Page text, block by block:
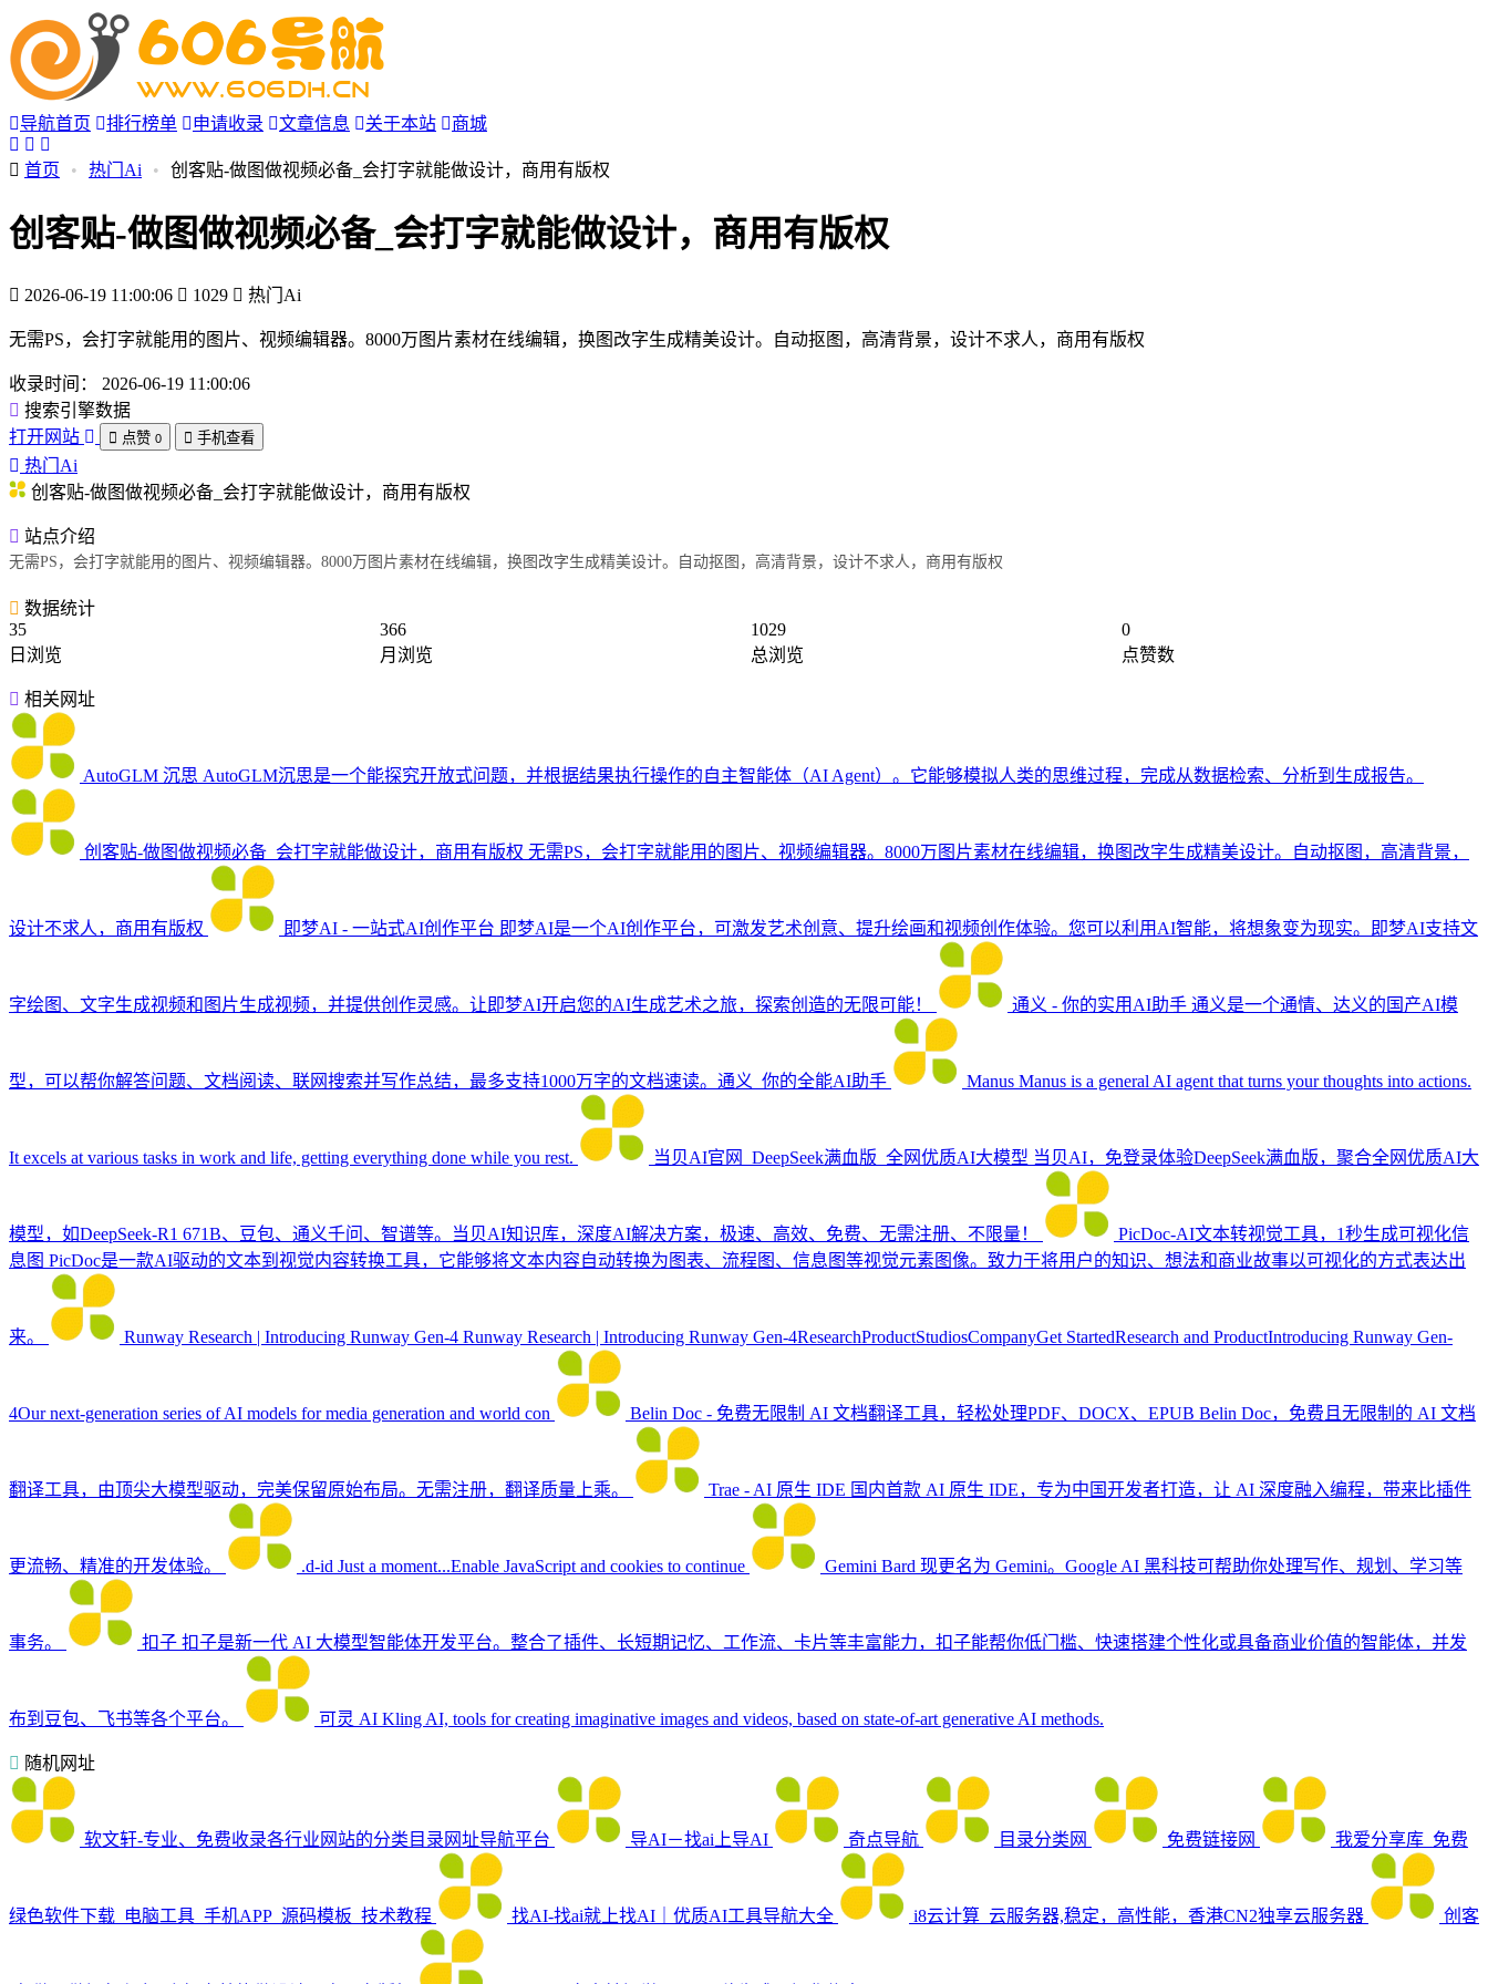
导航首页 排行榜单 申请收录 文章信息 关于本站 商城
首页 • 热门Ai • 创客贴-做图做视频必备_会打字就能做设计，商用有版权
创客贴-做图做视频必备_会打字就能做设计，商用有版权
2026-06-19 11:00:06 1029 热门Ai
无需PS，会打字就能用的图片、视频编辑器。8000万图片素材在线编辑，换图改字生成精美设计。自动抠图，高清背景，设计不求人，商用有版权
收录时间：
2026-06-19 11:00:06
搜索引擎数据
打开网站
点赞 0 手机查看
热门Ai
创客贴-做图做视频必备_会打字就能做设计，商用有版权
站点介绍
无需PS，会打字就能用的图片、视频编辑器。8000万图片素材在线编辑，换图改字生成精美设计。自动抠图，高清背景，设计不求人，商用有版权
数据统计
35
日浏览
366
月浏览
1029
总浏览
0
点赞数
相关网址
AutoGLM 沉思 AutoGLM沉思是一个能探究开放式问题，并根据结果执行操作的自主智能体（AI Agent）。它能够模拟人类的思维过程，完成从数据检索、分析到生成报告。
创客贴-做图做视频必备_会打字就能做设计，商用有版权 无需PS，会打字就能用的图片、视频编辑器。8000万图片素材在线编辑，换图改字生成精美设计。自动抠图，高清背景，
设计不求人，商用有版权 即梦AI - 一站式AI创作平台 即梦AI是一个AI创作平台，可激发艺术创意、提升绘画和视频创作体验。您可以利用AI智能，将想象变为现实。即梦AI支持文
字绘图、文字生成视频和图片生成视频，并提供创作灵感。让即梦AI开启您的AI生成艺术之旅，探索创造的无限可能！ 通义 - 你的实用AI助手 通义是一个通情、达义的国产AI模
型，可以帮你解答问题、文档阅读、联网搜索并写作总结，最多支持1000万字的文档速读。通义_你的全能AI助手 Manus Manus is a general AI agent that turns your thoughts into actions.
It excels at various tasks in work and life, getting everything done while you rest. 当贝AI官网_DeepSeek满血版_全网优质AI大模型 当贝AI，免登录体验DeepSeek满血版，聚合全网优质AI大
模型，如DeepSeek-R1 671B、豆包、通义千问、智谱等。当贝AI知识库，深度AI解决方案，极速、高效、免费、无需注册、不限量！
PicDoc-AI文本转视觉工具，1秒生成可视化信
息图 PicDoc是一款AI驱动的文本到视觉内容转换工具，它能够将文本内容自动转换为图表、流程图、信息图等视觉元素图像。致力于将用户的知识、想法和商业故事以可视化的方式表达出
来。 Runway Research | Introducing Runway Gen-4 Runway Research | Introducing Runway Gen-4ResearchProductStudiosCompanyGet StartedResearch and ProductIntroducing Runway Gen-
4Our next-generation series of AI models for media generation and world con Belin Doc - 免费无限制 AI 文档翻译工具，轻松处理PDF、DOCX、EPUB Belin Doc，免费且无限制的 AI 文档
翻译工具，由顶尖大模型驱动，完美保留原始布局。无需注册，翻译质量上乘。 Trae - AI 原生 IDE 国内首款 AI 原生 IDE，专为中国开发者打造，让 AI 深度融入编程，带来比插件
更流畅、精准的开发体验。 .d-id Just a moment...Enable JavaScript and cookies to continue ‎Gemini Bard 现更名为 Gemini。Google AI 黑科技可帮助你处理写作、规划、学习等
事务。 扣子 扣子是新一代 AI 大模型智能体开发平台。整合了插件、长短期记忆、工作流、卡片等丰富能力，扣子能帮你低门槛、快速搭建个性化或具备商业价值的智能体，并发
布到豆包、飞书等各个平台。 可灵 AI Kling AI, tools for creating imaginative images and videos, based on state-of-art generative AI methods.
随机网址
软文轩-专业、免费收录各行业网站的分类目录网址导航平台 导AI－找ai上导AI 奇点导航 目录分类网 免费链接网 我爱分享库_免费
绿色软件下载_电脑工具_手机APP_源码模板_技术教程 找AI-找ai就上找AI｜优质AI工具导航大全 i8云计算_云服务器,稳定，高性能，香港CN2独享云服务器 创客